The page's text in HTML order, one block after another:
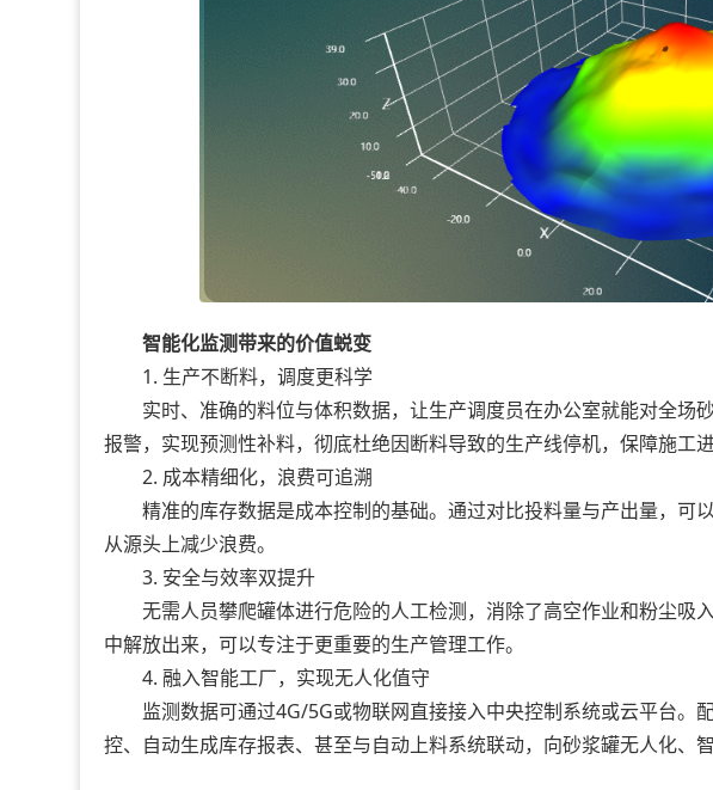
智能化监测带来的价值蜕变
1. 生产不断料，调度更科学
实时、准确的料位与体积数据，让生产调度员在办公室就能对全场
报警，实现预测性补料，彻底杜绝因断料导致的生产线停机，保障施工进
2. 成本精细化，浪费可追溯
精准的库存数据是成本控制的基础。通过对比投料量与产出量，可
从源头上减少浪费。
3. 安全与效率双提升
无需人员攀爬罐体进行危险的人工检测，消除了高空作业和粉尘吸
中解放出来，可以专注于更重要的生产管理工作。
4. 融入智能工厂，实现无人化值守
监测数据可通过4G/5G或物联网直接接入中央控制系统或云平台。
控、自动生成库存报表、甚至与自动上料系统联动，向砂浆罐无人化、